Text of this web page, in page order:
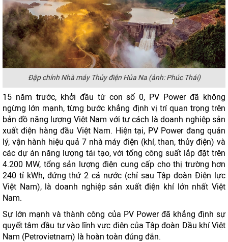
Đập chính Nhà máy Thủy điện Hủa Na (ảnh: Phúc Thái)
15 năm trước, khởi đầu từ con số 0, PV Power đã không
ngừng lớn mạnh, từng bước khẳng định vị trí quan trọng trên
bản đồ năng lượng Việt Nam với tư cách là doanh nghiệp sản
xuất điện hàng đầu Việt Nam. Hiện tại, PV Power đang quản
lý, vận hành hiệu quả 7 nhà máy điện (khí, than, thủy điện) và
các dự án năng lượng tái tạo, với tổng công suất lắp đặt trên
4.200 MW, tổng sản lượng điện cung cấp cho thị trường hơn
240 tỉ kWh, đứng thứ 2 cả nước (chỉ sau Tập đoàn Điện lực
Việt Nam), là doanh nghiệp sản xuất điện khí lớn nhất Việt
Nam.
Sự lớn mạnh và thành công của PV Power đã khẳng định sự
quyết tâm đầu tư vào lĩnh vực điện của Tập đoàn Dầu khí Việt
Nam (Petrovietnam) là hoàn toàn đúng đắn.